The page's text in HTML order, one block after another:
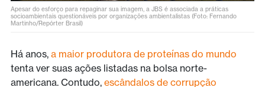
Apesar do esforço para repaginar sua imagem, a JBS é associada a práticas
socioambientais questionáveis por organizações ambientalistas (Foto: Fernando
Martinho/Repórter Brasil)
Há anos, a maior produtora de proteínas do mundo
tenta ver suas ações listadas na bolsa norte-
americana. Contudo, escândalos de corrupção